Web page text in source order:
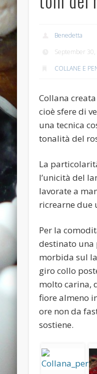
Anello anticato con
Recent Comments
BenedettaonAnello con
onAnello con lava
July 2014
January 2014
December 2013
November 2013
October 2013
September 2013
August 2013
July 2013
June 2013
BRACCIALI
Benedetta
September 30,
COLLANE E
Collana
cioè sfere di
una tecnica
tonalità del
La
l’unicità del
lavorate a
ricrearne due
Per la
destinato una
morbida sul
giro collo
molto carina,
fiore almeno
ore non da
sostiene.